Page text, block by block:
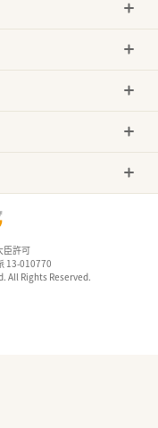
臣許可
13-010770
All Rights Reserved.